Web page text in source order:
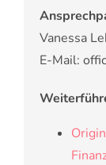
Vanessa
E-Mail: